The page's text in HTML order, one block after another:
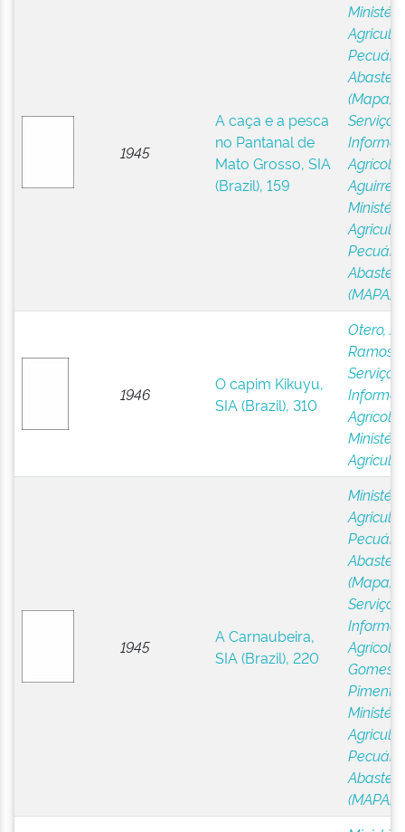
1945
A caça e a pesca
no Pantanal de
Mato Grosso, SIA
(Brazil), 159
(Mapa)
Serviço
Agrícola,
Aguirre,
(MAPA)
1946
O capim Kikuyu,
SIA (Brazil), 310
Otero,
Ramos
Serviço
Agrícola,
1945
A Carnaubeira,
SIA (Brazil), 220
(Mapa)
Serviço
Agrícola,
Gomes,
Pimentel
(MAPA)